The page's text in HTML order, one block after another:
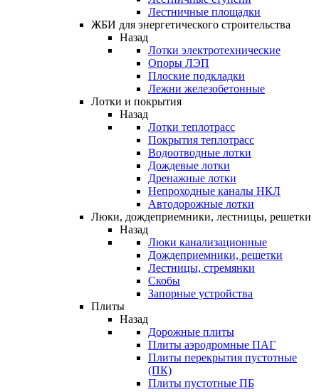
Лестничные площадки
ЖБИ для энергетического строительства
Назад
Лотки электротехнические
Опоры ЛЭП
Плоские подкладки
Лежни железобетонные
Лотки и покрытия
Назад
Лотки теплотрасс
Покрытия теплотрасс
Водоотводные лотки
Дождевые лотки
Дренажные лотки
Непроходные каналы НКЛ
Автодорожные лотки
Люки, дождеприемники, лестницы, решетки
Назад
Люки канализационные
Дождеприемники, решетки
Лестницы, стремянки
Скобы
Запорные устройства
Плиты
Назад
Дорожные плиты
Плиты аэродромные ПАГ
Плиты перекрытия пустотные
(ПК)
Плиты пустотные ПБ